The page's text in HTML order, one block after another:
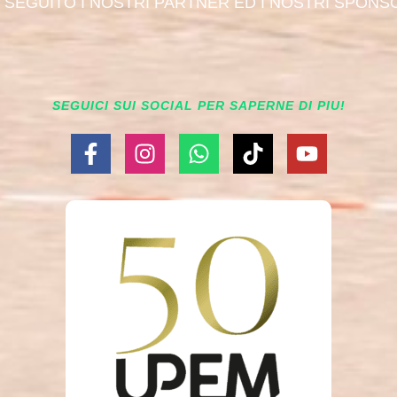
SEGUICI SUI SOCIAL PER SAPERNE DI PIU!